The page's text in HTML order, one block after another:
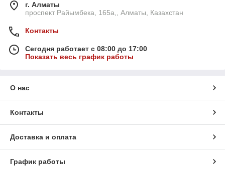
г. Алматы
проспект Райымбека, 165а,, Алматы, Казахстан
Контакты
Сегодня работает с 08:00 до 17:00
Показать весь график работы
О нас
Контакты
Доставка и оплата
График работы